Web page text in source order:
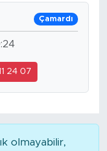
Çamardı
24 07
olmayabilir,